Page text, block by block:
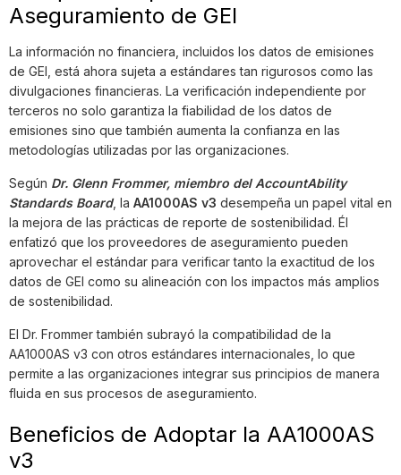
Aseguramiento de GEI
La información no financiera, incluidos los datos de emisiones
de GEI, está ahora sujeta a estándares tan rigurosos como las
divulgaciones financieras. La verificación independiente por
terceros no solo garantiza la fiabilidad de los datos de
emisiones sino que también aumenta la confianza en las
metodologías utilizadas por las organizaciones.
Según Dr. Glenn Frommer, miembro del AccountAbility
Standards Board, la AA1000AS v3 desempeña un papel vital en
la mejora de las prácticas de reporte de sostenibilidad. Él
enfatizó que los proveedores de aseguramiento pueden
aprovechar el estándar para verificar tanto la exactitud de los
datos de GEI como su alineación con los impactos más amplios
de sostenibilidad.
El Dr. Frommer también subrayó la compatibilidad de la
AA1000AS v3 con otros estándares internacionales, lo que
permite a las organizaciones integrar sus principios de manera
fluida en sus procesos de aseguramiento.
Beneficios de Adoptar la AA1000AS
v3